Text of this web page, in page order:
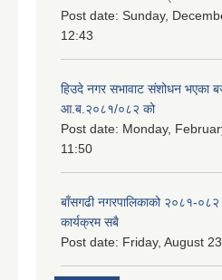
Post date: Sunday,
12:43
हिउदे नगर सभावाट संशोधन भएका
आ.ब.२०८१/०८२ को
Post date: Monday,
11:50
बाँसगढी नगरपालिकाको २०८१-
कार्यक्रम सबै
Post date: Friday, August